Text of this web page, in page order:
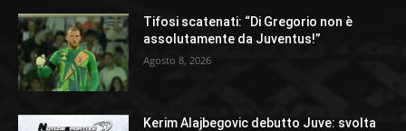
Tifosi scatenati: “Di Gregorio non è
assolutamente da Juventus!”
Agosto 8, 2026
Kerim Alajbegovic debutto Juve: svolta